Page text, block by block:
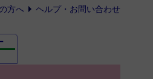
方へ ヘルプ・お問い合わせ